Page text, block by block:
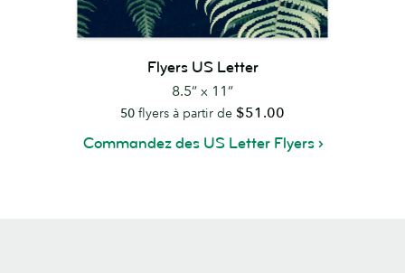
Flyers US Letter
8.5” x 11”
50 flyers à partir de $51.00
Commandez des US Letter Flyers